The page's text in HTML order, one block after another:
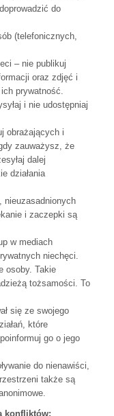
do
(telefonicznych,
– nie publikuj
oraz zdjęć i
prywatność.
i nie udostępniaj
obrażających i
zauważysz, że
dalej
działania
nieuzasadnionych
i zaczepki są
w mediach
niechęci.
osoby. Takie
tożsamości. To
się ze swojego
które
go o jego
do nienawiści,
także są
konfliktów: